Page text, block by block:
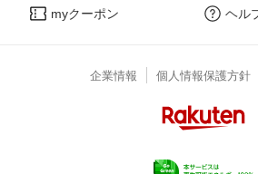
myクーポン ヘル
企業情報 個人情報保護方針